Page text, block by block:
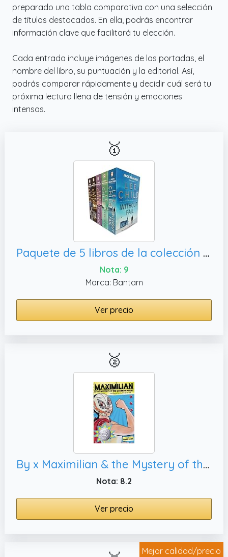
preparado una tabla comparativa con una selección
de títulos destacados. En ella, podrás encontrar
información clave que facilitará tu elección.
Cada entrada incluye imágenes de las portadas, el
nombre del libro, su puntuación y la editorial. Así,
podrás comparar rápidamente y decidir cuál será tu
próxima lectura llena de tensión y emociones
intensas.
🥇
Paquete de 5 libros de la colección Thriller de la serie 6-10 de Lee Child's Reacher (Sin fallo, The Hard Way)
Nota: 9
Marca: Bantam
Ver precio
🥈
By x Maximilian & the Mystery of the Guardian Angel (Max's Lucha Libre Adventures #1): A Bilingual Lucha Libre Thriller Paperback - October 2011
Nota: 8.2
Ver precio
Mejor calidad/precio